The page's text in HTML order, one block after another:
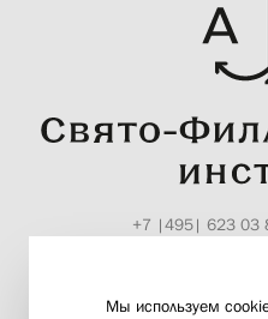
+7 |495| 623 03
Мы используем